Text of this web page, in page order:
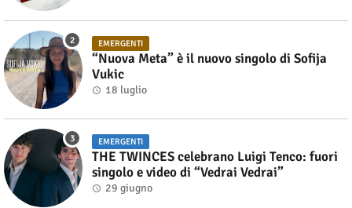
EMERGENTI
“Nuova Meta” è il nuovo singolo di Sofija
Vukic
18 luglio
EMERGENTI
THE TWINCES celebrano Luigi Tenco: fuori
singolo e video di “Vedrai Vedrai”
29 giugno